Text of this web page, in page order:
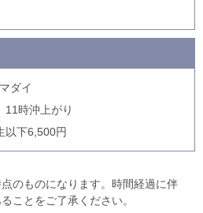
ダイ
11時沖上がり
下6,500円
のものになります。時間経過に伴
ことをご了承ください。